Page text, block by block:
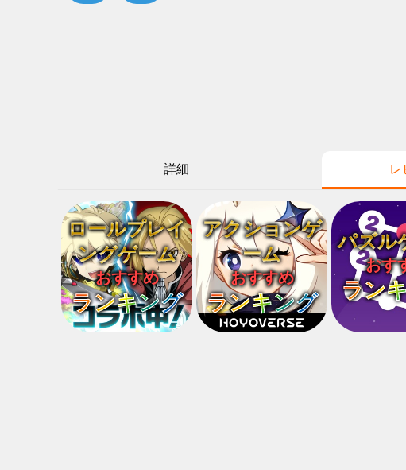
詳細 レ
ロールプレイ
ングゲーム
おすすめ
ランキング
アクションゲ
ーム
おすすめ
ランキング
パズル
おす
ラン